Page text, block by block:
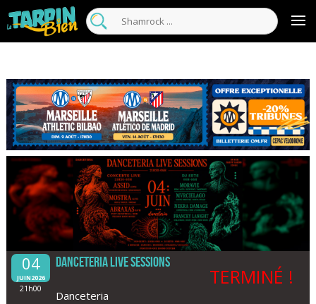
04
JUIN2026
21h00
Danceteria Live Sessions
TERMINÉ !
Danceteria